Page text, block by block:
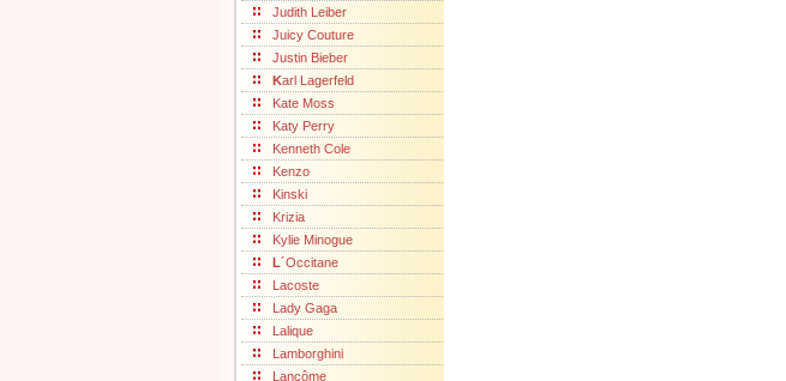
Judith Leiber
Juicy Couture
Justin Bieber
Karl Lagerfeld
Kate Moss
Katy Perry
Kenneth Cole
Kenzo
Kinski
Krizia
Kylie Minogue
L´Occitane
Lacoste
Lady Gaga
Lalique
Lamborghini
Lancôme